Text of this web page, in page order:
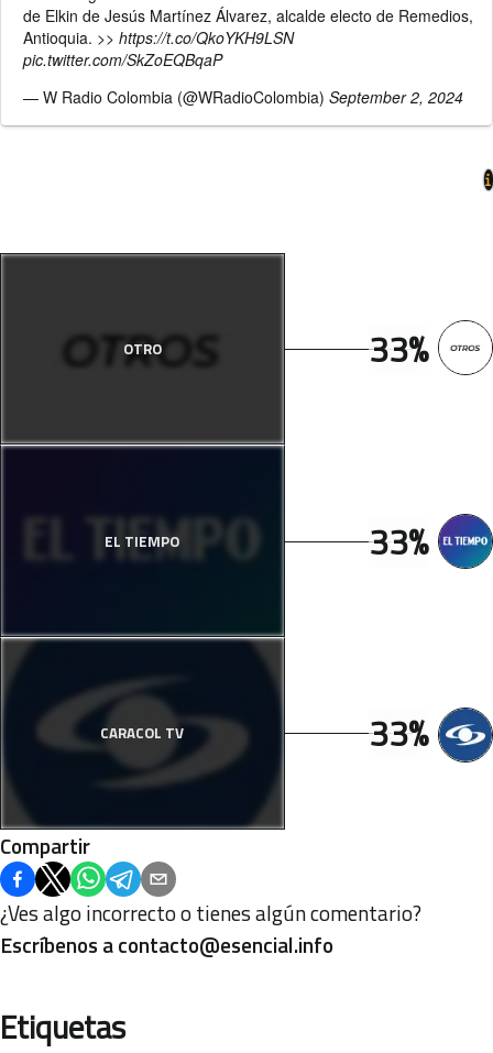
de Elkin de Jesús Martínez Álvarez, alcalde electo de Remedios,
Antioquia. >> https://t.co/QkoYKH9LSN
pic.twitter.com/SkZoEQBqaP
— W Radio Colombia (@WRadioColombia) September 2, 2024
OTRO
EL TIEMPO
CARACOL TV
33%
33%
33%
Compartir
¿Ves algo incorrecto o tienes algún comentario?
Escríbenos acontacto@esencial.info
Etiquetas